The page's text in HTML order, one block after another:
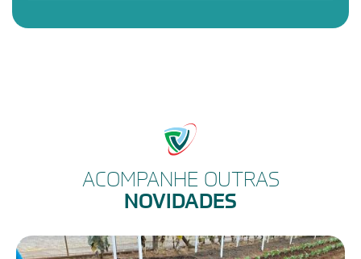
ACOMPANHE OUTRAS
NOVIDADES